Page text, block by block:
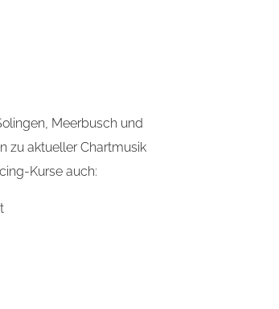
Meerbusch und
zu aktueller Chartmusik
Kurse auch: